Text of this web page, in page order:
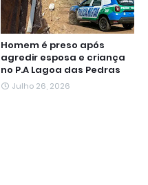
Homem é preso após
agredir esposa e criança
no P.A Lagoa das Pedras
Julho 26, 2026